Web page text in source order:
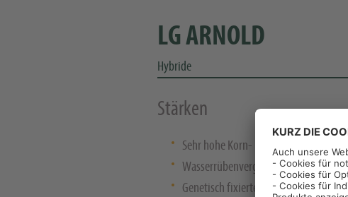
LG ARNOLD
Hybride
Stärken
Sehr hohe Korn- und Ölerträge
Genetisch fixierte